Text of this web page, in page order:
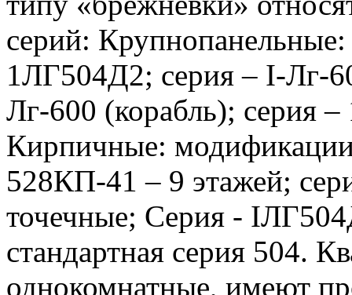
серий:
1ЛГ504Д2; серия – I-Лг-
Лг-600 (корабль); серия
Кирпичные:
528КП-41 – 9 этажей;
точечные; Серия -
стандартная серия 504.
однокомнатные, имеют